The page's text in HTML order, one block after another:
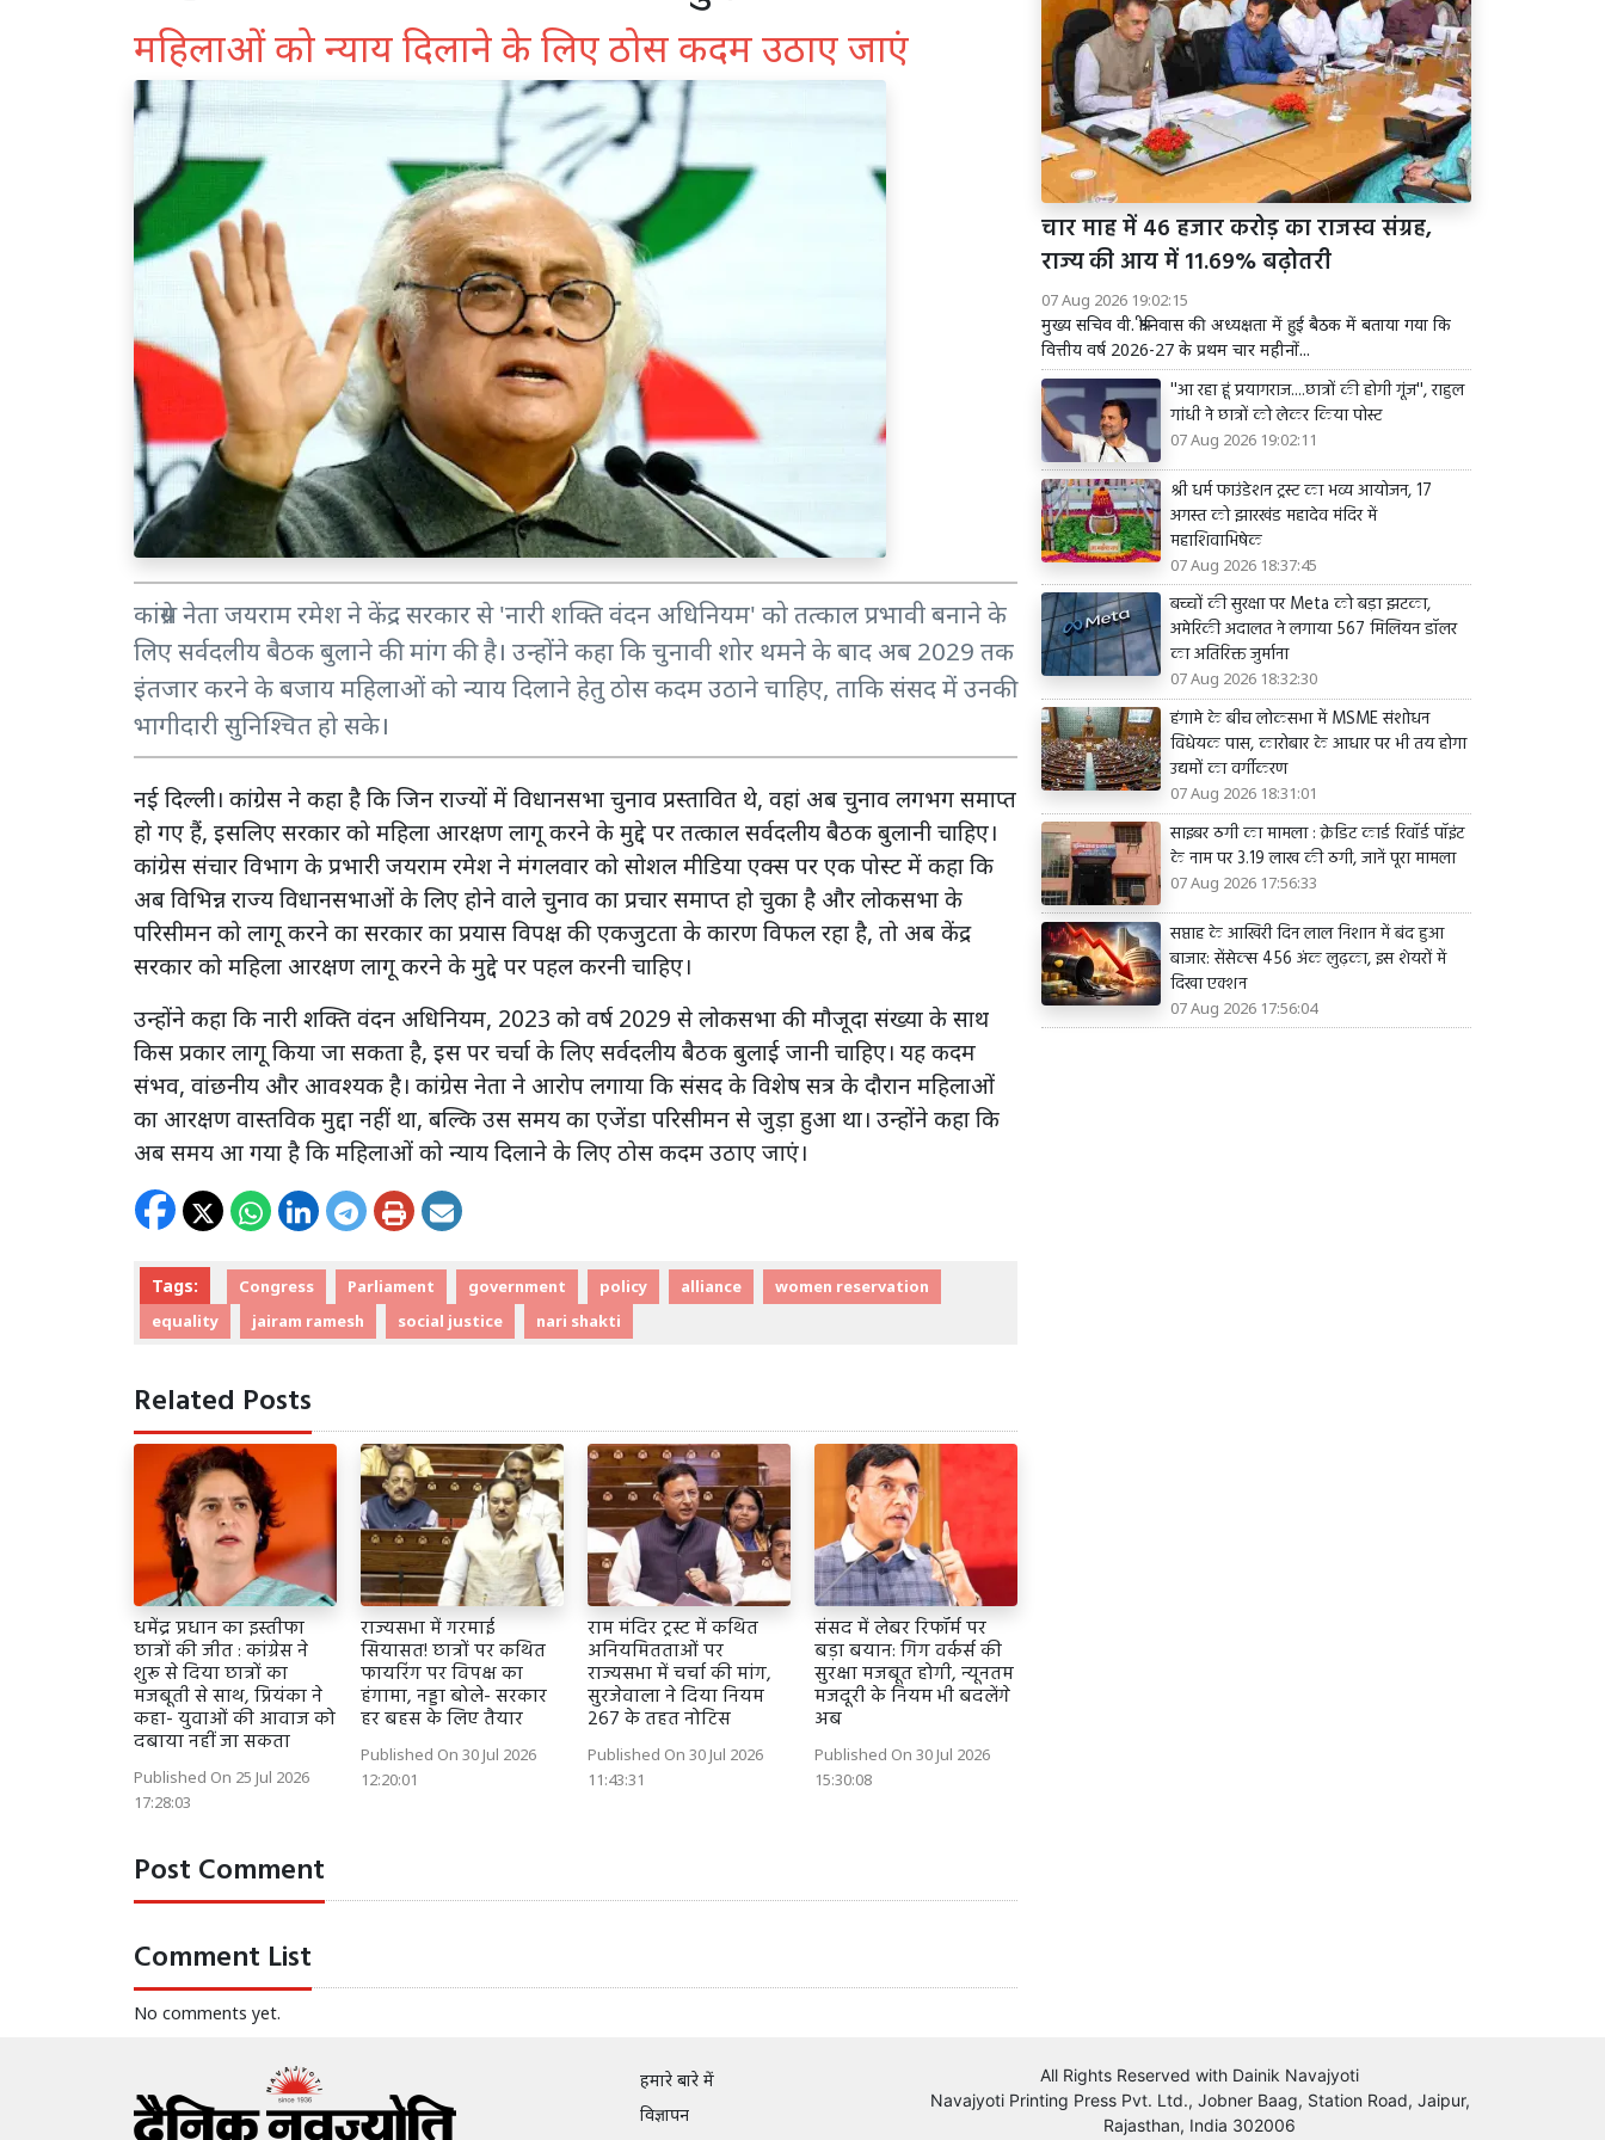
महिलाओं को न्याय दिलाने के लिए ठोस कदम उठाए जाएं
कांग्रेस नेता जयराम रमेश ने केंद्र सरकार से 'नारी शक्ति वंदन अधिनियम' को तत्काल प्रभावी बनाने के
लिए सर्वदलीय बैठक बुलाने की मांग की है। उन्होंने कहा कि चुनावी शोर थमने के बाद अब 2029 तक
इंतजार करने के बजाय महिलाओं को न्याय दिलाने हेतु ठोस कदम उठाने चाहिए, ताकि संसद में उनकी
भागीदारी सुनिश्चित हो सके।
नई दिल्ली। कांग्रेस ने कहा है कि जिन राज्यों में विधानसभा चुनाव प्रस्तावित थे, वहां अब चुनाव लगभग समाप्त
हो गए हैं, इसलिए सरकार को महिला आरक्षण लागू करने के मुद्दे पर तत्काल सर्वदलीय बैठक बुलानी चाहिए।
कांग्रेस संचार विभाग के प्रभारी जयराम रमेश ने मंगलवार को सोशल मीडिया एक्स पर एक पोस्ट में कहा कि
अब विभिन्न राज्य विधानसभाओं के लिए होने वाले चुनाव का प्रचार समाप्त हो चुका है और लोकसभा के
परिसीमन को लागू करने का सरकार का प्रयास विपक्ष की एकजुटता के कारण विफल रहा है, तो अब केंद्र
सरकार को महिला आरक्षण लागू करने के मुद्दे पर पहल करनी चाहिए।
उन्होंने कहा कि नारी शक्ति वंदन अधिनियम, 2023 को वर्ष 2029 से लोकसभा की मौजूदा संख्या के साथ
किस प्रकार लागू किया जा सकता है, इस पर चर्चा के लिए सर्वदलीय बैठक बुलाई जानी चाहिए। यह कदम
संभव, वांछनीय और आवश्यक है। कांग्रेस नेता ने आरोप लगाया कि संसद के विशेष सत्र के दौरान महिलाओं
का आरक्षण वास्तविक मुद्दा नहीं था, बल्कि उस समय का एजेंडा परिसीमन से जुड़ा हुआ था। उन्होंने कहा कि
अब समय आ गया है कि महिलाओं को न्याय दिलाने के लिए ठोस कदम उठाए जाएं।
Tags: Congress Parliament government policy alliance
women reservation
equality
jairam ramesh social justice nari shakti
Related Posts
धमेंद्र प्रधान का इस्तीफा
छात्रों की जीत : कांग्रेस ने
शुरू से दिया छात्रों का
मजबूती से साथ, प्रियंका ने
कहा- युवाओं की आवाज को
दबाया नहीं जा सकता
Published On 25 Jul 2026
17:28:03
राज्यसभा में गरमाई
सियासत! छात्रों पर कथित
फायरिंग पर विपक्ष का
हंगामा, नड्डा बोले- सरकार
हर बहस के लिए तैयार
Published On 30 Jul 2026
12:20:01
राम मंदिर ट्रस्ट में कथित
अनियमितताओं पर
राज्यसभा में चर्चा की मांग,
सुरजेवाला ने दिया नियम
267 के तहत नोटिस
Published On 30 Jul 2026
11:43:31
संसद में लेबर रिफॉर्म पर
बड़ा बयान: गिग वर्कर्स की
सुरक्षा मजबूत होगी, न्यूनतम
मजदूरी के नियम भी बदलेंगे
अब
Published On 30 Jul 2026
15:30:08
Post Comment
Comment List
No comments yet.
चार माह में 46 हजार करोड़ का राजस्व संग्रह,
राज्य की आय में 11.69% बढ़ोतरी
07 Aug 2026 19:02:15
मुख्य सचिव वी. श्रीनिवास की अध्यक्षता में हुई बैठक में बताया गया कि
वित्तीय वर्ष 2026-27 के प्रथम चार महीनों...
''आ रहा हूं प्रयागराज....छात्रों की होगी गूंज'', राहुल
गांधी ने छात्रों को लेकर किया पोस्ट
07 Aug 2026 19:02:11
श्री धर्म फाउंडेशन ट्रस्ट का भव्य आयोजन, 17
अगस्त को झारखंड महादेव मंदिर में
महाशिवाभिषेक
07 Aug 2026 18:37:45
बच्चों की सुरक्षा पर Meta को बड़ा झटका,
अमेरिकी अदालत ने लगाया 567 मिलियन डॉलर
का अतिरिक्त जुर्माना
07 Aug 2026 18:32:30
हंगामे के बीच लोकसभा में MSME संशोधन
विधेयक पास, कारोबार के आधार पर भी तय होगा
उद्यमों का वर्गीकरण
07 Aug 2026 18:31:01
साइबर ठगी का मामला : क्रेडिट कार्ड रिवॉर्ड पॉइंट
के नाम पर 3.19 लाख की ठगी, जानें पूरा मामला
07 Aug 2026 17:56:33
सप्ताह के आखिरी दिन लाल निशान में बंद हुआ
बाजार: सेंसेक्स 456 अंक लुढ़का, इस शेयरों में
दिखा एक्शन
07 Aug 2026 17:56:04
हमारे बारे में
विज्ञापन
All Rights Reserved with Dainik Navajyoti
Navajyoti Printing Press Pvt. Ltd., Jobner Baag, Station Road, Jaipur,
Rajasthan, India 302006